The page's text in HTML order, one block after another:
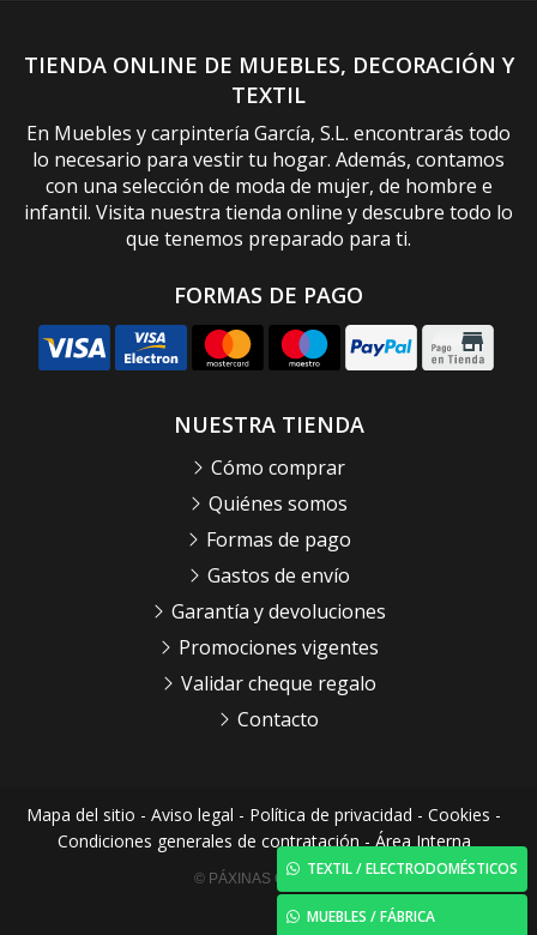
TEXTIL / ELECTRODOMÉSTICOS
MUEBLES / FÁBRICA
TIENDA ONLINE DE MUEBLES, DECORACIÓN Y
TEXTIL
En Muebles y carpintería García, S.L. encontrarás todo
lo necesario para vestir tu hogar. Además, contamos
con una selección de moda de mujer, de hombre e
infantil. Visita nuestra tienda online y descubre todo lo
que tenemos preparado para ti.
FORMAS DE PAGO
NUESTRA TIENDA
Cómo comprar
Quiénes somos
Formas de pago
Gastos de envío
Garantía y devoluciones
Promociones vigentes
Validar cheque regalo
Contacto
Mapa del sitio - Aviso legal - Política de privacidad - Cookies -
Condiciones generales de contratación - Área Interna
© PÁXINAS GALEGAS